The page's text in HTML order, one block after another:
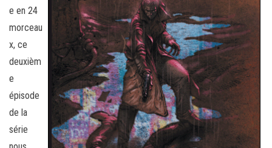
e en 24
morceau
x, ce
deuxièm
e
épisode
de la
série